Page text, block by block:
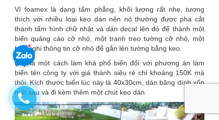
Vì foamex là dạng tấm phẳng, khối lượng rất nhẹ, tương
thích với nhiều loại keo dán nên nó thường được pha cắt
thành tấm hình chữ nhật và dán decal lên đó để thành một
biển quảng cáo cỡ nhỏ, một tranh treo tường cỡ nhỏ, một
bảng ghi thông tin cỡ nhỏ để gắn lên tường bằng keo.
Đây là một cách làm khá phổ biến đối với phương án làm
biển tên công ty với giá thành siêu rẻ chỉ khoảng 150K mà
thôi. Kích thước biển lúc này là 40x30cm, dán băng dính xốp
mặt sau và đi kèm thêm một chút keo dán.